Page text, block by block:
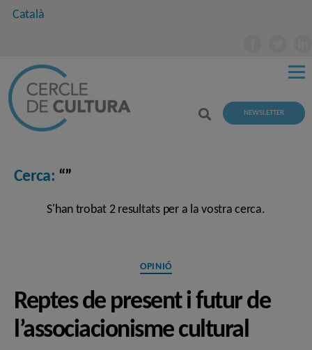
Català
NEWSLETTER
Cerca: “”
S'han trobat 2 resultats per a la vostra cerca.
Categories
OPINIÓ
Reptes de present i futur de
l’associacionisme cultural